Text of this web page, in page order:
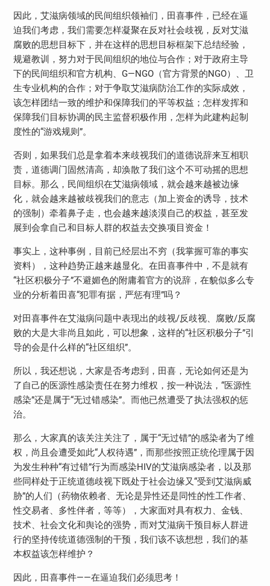
因此，艾滋病领域的民间组织领袖们，田喜事件，已经在逼
迫我们考虑，我们需要怎样凝聚在反对社会歧视，反对艾滋
腐败的思想目标下，并在这样的思想目标框架下总结经验，
规避教训，努力对于民间组织的地位与合作；对于政府主导
下的民间组织和官方机构、G—NGO（官方背景的NGO）、卫
生专业机构的合作；对于争取艾滋病防治工作的实际成效，
该怎样团结一致的维护和保障我们的平等权益；怎样发挥和
保障我们目标协调的民主监督积极作用，怎样为此建构起制
度性的“游戏规则”。
否则，如果我们总是拿着本来歧视我们的道德说辞来互相职
责，道德调门固然清高，却涣散了我们这个不可动摇的思想
目标。那么，民间组织在艾滋病领域，就会越来越被边缘
化，就会越来越被歧视我们的意志（加上资金的诱导，技术
的强制）牵着鼻子走，也会越来越淡漠自己的权益，甚至发
展到会拿自己和目标人群的权益去交换项目资金！
事实上，这种事例，目前已经层出不穷（我掌握可靠的事实
资料），这种趋势正越来越显化。在田喜事件中，不是就有
“社区积极分子”不避媚色的附庸着官方的说辞，在貌似多么专
业的分析着田喜“犯罪有据，严惩有理”吗？
对田喜事件在艾滋病问题中表现出的歧视/反歧视、腐败/反腐
败的大是大非尚且如此，可以想象，这样的“社区积极分子”引
导的会是什么样的“社区组织”。
所以，我还想说，大家是否考虑到，田喜，无论如何还是为
了自己的医源性感染责任在努力维权，按一种说法，“医源性
感染”还是属于“无过错感染”。而他已然遭受了执法强权的惩
治。
那么，大家真的该关注关注了，属于“无过错”的感染者为了维
权，尚且会遭受如此“人权待遇”，而那些按照正统伦理属于因
为发生种种“有过错”行为而感染HIV的艾滋病感染者，以及那
些同样处于正统道德歧视下既处于社会边缘又“受到艾滋病威
胁”的人们（药物依赖者、无论是异性还是同性的性工作者、
性交易者、多性伴者，等等），大家面对具有权力、金钱、
技术、社会文化和舆论的强势，而对艾滋病干预目标人群进
行的坚持传统道德强制的干预，我们该不该想想，我们的基
本权益该怎样维护？
因此，田喜事件——在逼迫我们必须思考！